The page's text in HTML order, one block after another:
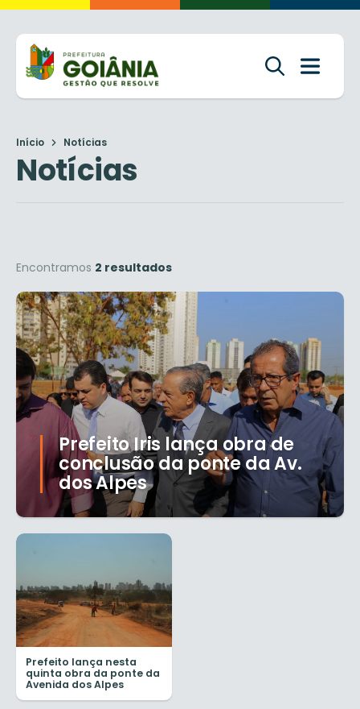
Início Notícias
Notícias
Encontramos 2 resultados
Prefeito Iris lança obra de
conclusão da ponte da Av.
dos Alpes
Prefeito lança nesta
quinta obra da ponte da
Avenida dos Alpes